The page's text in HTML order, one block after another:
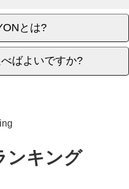
りです。
すすめレベル：
おすすめレベル：
とは?
ばよいですか?
ンキング